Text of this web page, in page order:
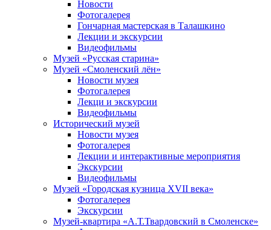
Новости
Фотогалерея
Гончарная мастерская в Талашкино
Лекции и экскурсии
Видеофильмы
Музей «Русская старина»
Музей «Смоленский лён»
Новости музея
Фотогалерея
Лекци и экскурсии
Видеофильмы
Исторический музей
Новости музея
Фотогалерея
Лекции и интерактивные мероприятия
Экскурсии
Видеофильмы
Музей «Городская кузница XVII века»
Фотогалерея
Экскурсии
Музей-квартира «А.Т.Твардовский в Смоленске»